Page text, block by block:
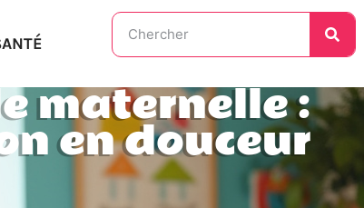
maternelle :
en douceur